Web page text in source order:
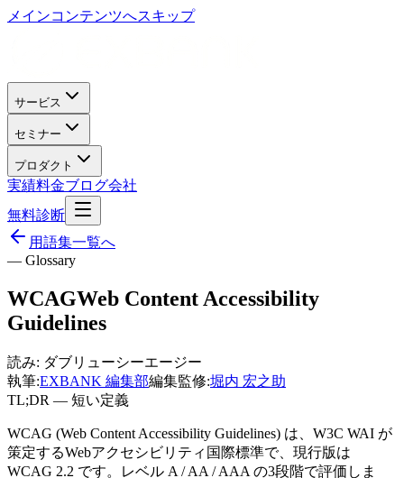
メインコンテンツへスキップ
サービス
セミナー
プロダクト
実績料金ブログ会社
無料診断
用語集一覧へ
— Glossary
WCAGWeb Content Accessibility
Guidelines
読み: ダブリューシーエージー
執筆:EXBANK 編集部編集監修:堀内 宏之助
TL;DR — 短い定義
WCAG (Web Content Accessibility Guidelines) は、W3C WAI が
策定するWebアクセシビリティ国際標準で、現行版は
WCAG 2.2 です。レベル A / AA / AAA の3段階で評価しま